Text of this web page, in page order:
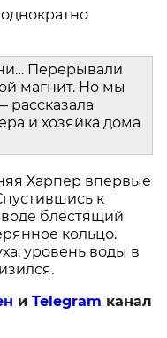
Перерывали
магнит. Но мы
рассказала
и хозяйка дома
Харпер впервые
к
воде блестящий
кольцо.
уровень воды в
иTelegram канал